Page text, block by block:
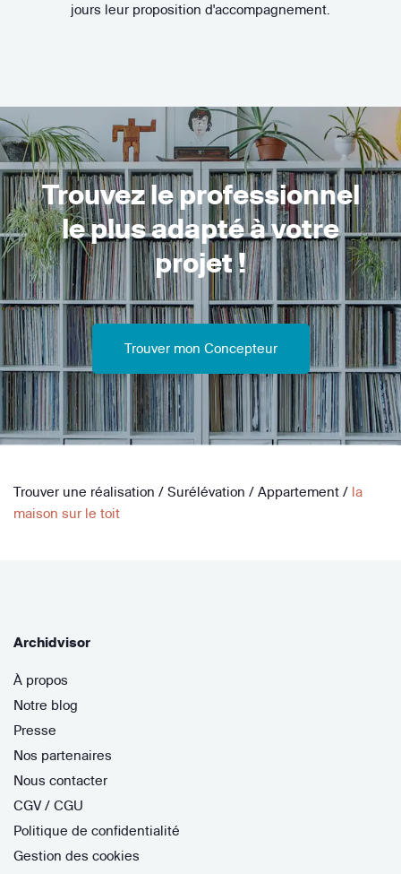
jours leur proposition d'accompagnement.
Trouvez le professionnel
le plus adapté à votre
projet !
Trouver mon Concepteur
Trouver une réalisation / Surélévation / Appartement / la
maison sur le toit
Archidvisor
À propos
Notre blog
Presse
Nos partenaires
Nous contacter
CGV / CGU
Politique de confidentialité
Gestion des cookies